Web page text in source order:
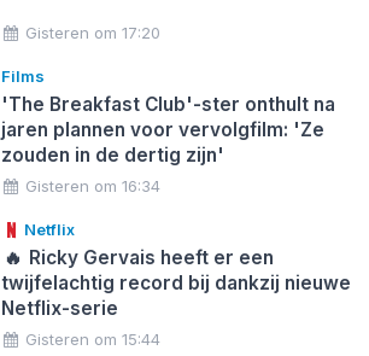
Gisteren om 17:20
Films
'The Breakfast Club'-ster onthult na
jaren plannen voor vervolgfilm: 'Ze
zouden in de dertig zijn'
Gisteren om 16:34
Netflix
🔥 Ricky Gervais heeft er een
twijfelachtig record bij dankzij nieuwe
Netflix-serie
Gisteren om 15:44